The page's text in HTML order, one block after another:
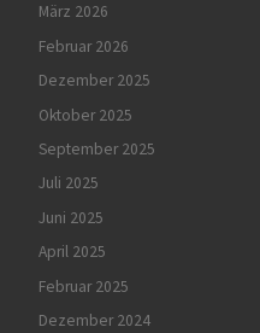
März 2026
Februar 2026
Dezember 2025
Oktober 2025
September 2025
Juli 2025
Juni 2025
April 2025
Februar 2025
Dezember 2024